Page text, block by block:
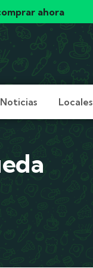
ahora
Noticias Locales